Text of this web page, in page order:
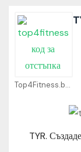
Top4Fitness.bg Coupons
TYR.